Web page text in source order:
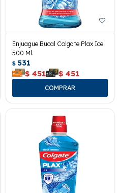
Enjuague Bucal Colgate Plax Ice
500 Ml.
$ 531
$ 451 $ 451